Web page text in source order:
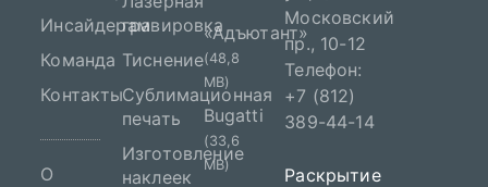
Инсайдерам
Команда
Контакты
О
гравировка
Тиснение
Сублимационная
печать
Изготовление
наклеек
«Адъютант»
(48,8
MB)
Bugatti
(33,6
MB)
Московский
пр., 10-12
Телефон:
+7 (812)
389-44-14
Раскрытие